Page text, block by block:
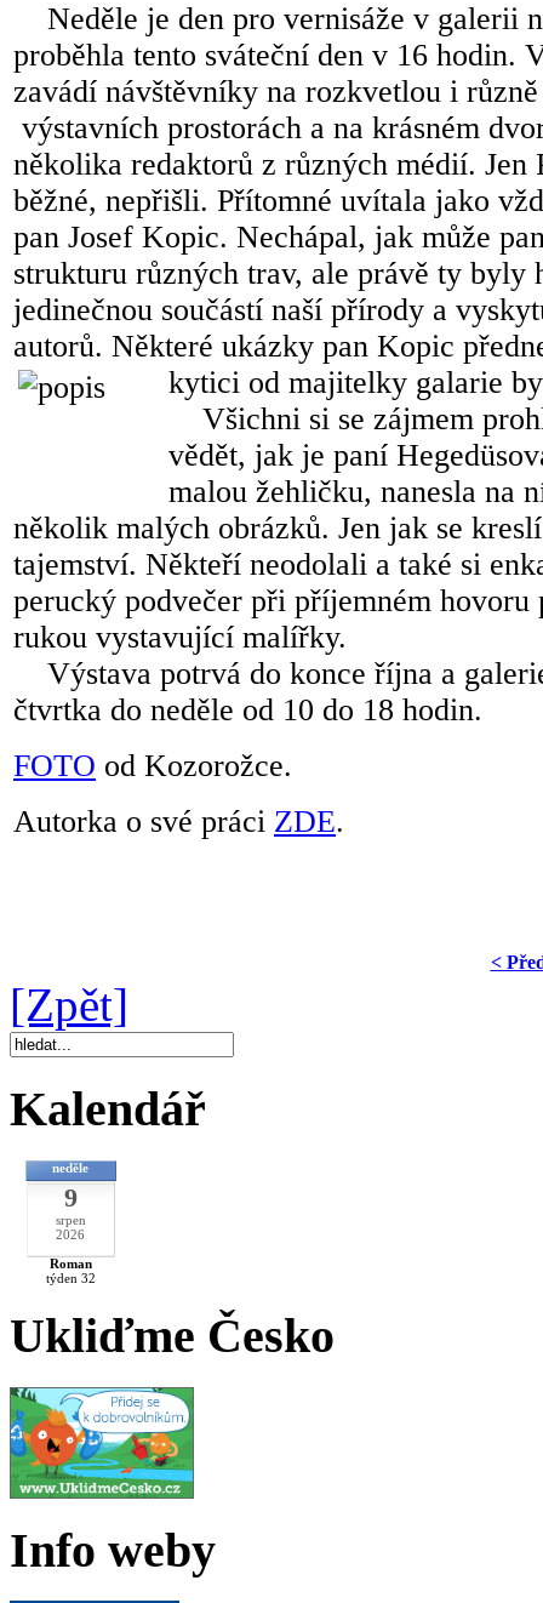
Neděle je den pro vernisáže v galerii
proběhla tento sváteční den v 16 hodin.
zavádí návštěvníky na rozkvetlou i
výstavních prostorách a na krásném
několika redaktorů z různých médií.
běžné, nepřišli. Přítomné uvítala jako
pan Josef Kopic. Nechápal, jak může
strukturu různých trav, ale právě ty byly
jedinečnou součástí naší přírody a
autorů. Některé ukázky pan Kopic
kytici od majitelky galarie
Všichni si se zájmem
vědět, jak je paní
malou žehličku, nanesla na
několik malých obrázků. Jen jak se
tajemství. Někteří neodolali a také si
perucký podvečer při příjemném
rukou vystavující malířky.
Výstava potrvá do konce října a
čtvrtka do neděle od 10 do 18 hodin.
FOTO od Kozorožce.
Autorka o své práci ZDE.
<
[Zpět]
Kalendář
neděle
9
srpen
2026
Roman
týden 32
Ukliďme Česko
Info weby